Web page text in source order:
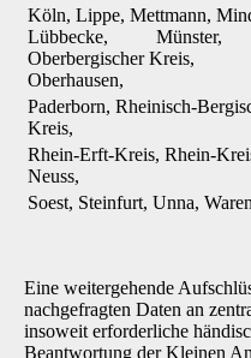
Köln, Lippe, Mettmann,
Lübbecke, Münster,
Oberbergischer Kreis,
Oberhausen,
Paderborn, Rheinisch-
Kreis,
Rhein-Erft-Kreis, Rhein-
Neuss,
Soest, Steinfurt, Unna,
Eine weitergehende
nachgefragten Daten an
insoweit erforderliche
Beantwortung der Kleinen